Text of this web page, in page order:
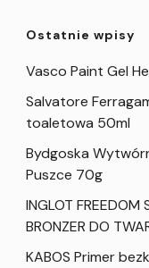
Ostatnie wpisy
Vasco Paint Gel
Salvatore
toaletowa 50ml
Bydgoska
Puszce 70g
INGLOT FREEDOM
BRONZER DO
KABOS Primer